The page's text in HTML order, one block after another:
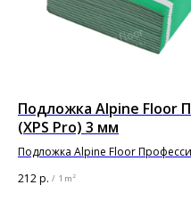
Подложка Alpine Floor
(XPS Pro) 3 мм
Подложка Alpine Floor
212р. / 1 m²